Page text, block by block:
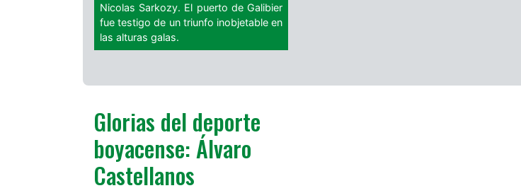
Nicolas Sarkozy. El puerto de Galibier
fue testigo de un triunfo inobjetable en
las alturas galas.
Glorias del deporte
boyacense: Álvaro
Castellanos